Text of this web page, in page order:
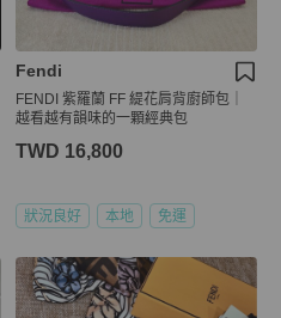
Fendi
FENDI 紫羅蘭 FF 緹花肩背廚師包｜
越看越有韻味的一顆經典包
TWD 16,800
狀況良好 本地 免運